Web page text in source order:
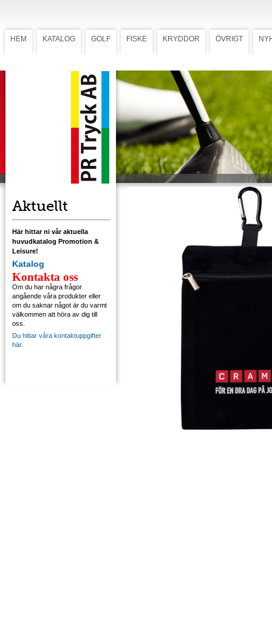
HEM KATALOG GOLF FISKE KRYDDOR ÖVRIGT
Aktuellt
Här hittar ni vår aktuella
huvudkatalog Promotion &
Leisure!
Katalog
Kontakta oss
Om du har några frågor
angående våra produkter eller
om du saknar något är du varmt
välkommen att höra av dig till
oss.
Du hittar våra kontaktuppgifter
här.
Velourbag Karbinhake
Velourbag
Karbinhake
Elegant velourbag med blixtlås och
karbinhake för enkel upphängning på
golfbagen. Förädlas med transfertryck, se
sidan 15. Storlek 140x190 mm. Tryckyta
80x80 mm.
Ladda ner mall med tryckstorlek